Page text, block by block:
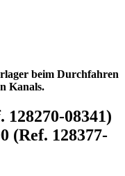
beim Durchfahren
Kanals.
08341)
(Ref. 128377-